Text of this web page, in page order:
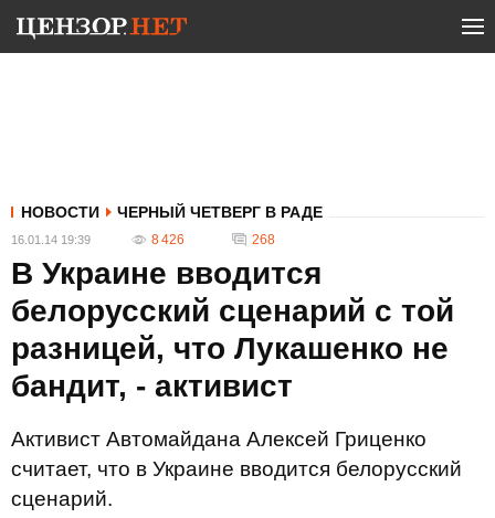
НОВОСТИ ЧЕРНЫЙ ЧЕТВЕРГ В РАДЕ
16.01.14 19:39 8 426 268
В Украине вводится
белорусский сценарий с той
разницей, что Лукашенко не
бандит, - активист
Активист Автомайдана Алексей Гриценко
считает, что в Украине вводится белорусский
сценарий.